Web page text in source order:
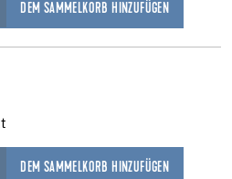
DEM SAMMELKORB HINZUFÜGEN
DEM SAMMELKORB HINZUFÜGEN